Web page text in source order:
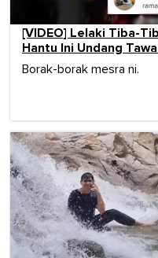
[VIDEO] Lelaki Tiba-
Hantu Ini Undang
Borak-borak mesra ni.